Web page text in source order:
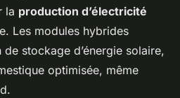
la production d’électricité
Les modules hybrides
stockage d’énergie solaire,
optimisée, même